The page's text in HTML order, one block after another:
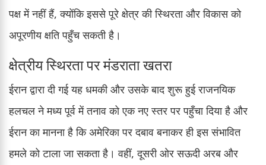
पक्ष में नहीं हैं, क्योंकि इससे पूरे क्षेत्र की स्थिरता और विकास को
अपूरणीय क्षति पहुँच सकती है।
क्षेत्रीय स्थिरता पर मंडराता खतरा
ईरान द्वारा दी गई यह धमकी और उसके बाद शुरू हुई राजनयिक
हलचल ने मध्य पूर्व में तनाव को एक नए स्तर पर पहुँचा दिया है और
ईरान का मानना है कि अमेरिका पर दबाव बनाकर ही इस संभावित
हमले को टाला जा सकता है। वहीं, दूसरी ओर सऊदी अरब और